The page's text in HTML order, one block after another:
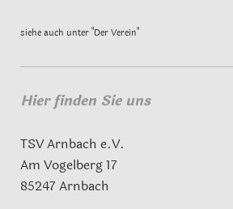
siehe auch unter "Der Verein"
Hier finden Sie uns
TSV Arnbach e.V.
Am Vogelberg 17
85247 Arnbach